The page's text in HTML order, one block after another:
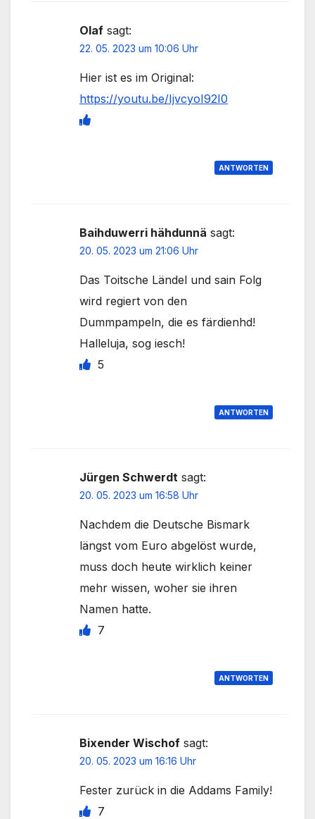
Olaf sagt:
22. 05. 2023 um 10:06 Uhr
Hier ist es im Original:
https://youtu.be/IjvcyoI92I0
ANTWORTEN
Baihduwerri hähdunnä sagt:
20. 05. 2023 um 21:06 Uhr
Das Toitsche Ländel und sain Folg
wird regiert von den
Dummpampeln, die es färdienhd!
Halleluja, sog iesch!
5
ANTWORTEN
Jürgen Schwerdt sagt:
20. 05. 2023 um 16:58 Uhr
Nachdem die Deutsche Bismark
längst vom Euro abgelöst wurde,
muss doch heute wirklich keiner
mehr wissen, woher sie ihren
Namen hatte.
7
ANTWORTEN
Bixender Wischof sagt:
20. 05. 2023 um 16:16 Uhr
Fester zurück in die Addams Family!
7